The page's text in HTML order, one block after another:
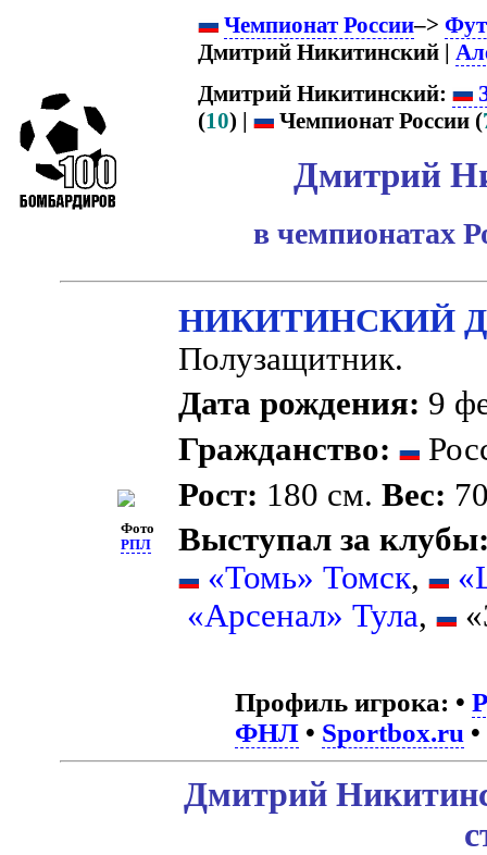
Чемпионат России–>
Дмитрий Никитинский |
Дмитрий Никитинский:
(10) | Чемпионат России (
Дмитрий
в чемпионатах
Фото
РПЛ
НИКИТИНСКИЙ
Полузащитник.
Дата рождения: 9
Гражданство:
Рост: 180 см.Вес:
Выступал за
«Томь» Томск,
«Арсенал» Тула,
Профиль игрока: •
ФНЛ• Sportbox.ru •
Дмитрий